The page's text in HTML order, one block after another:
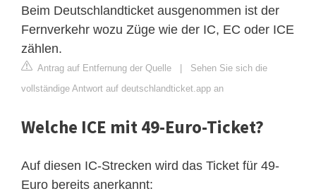
Beim Deutschlandticket ausgenommen ist der
Fernverkehr wozu Züge wie der IC, EC oder ICE
zählen.
Antrag auf Entfernung der Quelle
Sehen Sie sich die
vollständige Antwort auf deutschlandticket.app an
Welche ICE mit 49-Euro-Ticket?
Auf diesen IC-Strecken wird das Ticket für 49-
Euro bereits anerkannt: